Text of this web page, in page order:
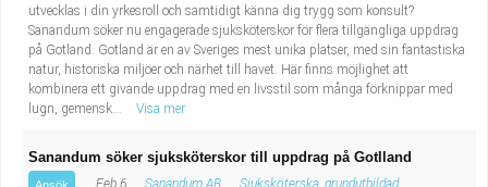
Kultur, media, design
Militärt arbete
Naturbruk
Naturvetenskapligt arbete
Tidningsbud/Tidningsdistributör
Lärare i fritidshem/Fritidspedagog
Taxiförare/Taxichaufför
Läkarsekreterare/Vårdadmin/Medicinsk
utvecklas i din yrkesroll och samtidigt känna dig trygg som konsult?
Sanandum söker nu engagerade sjuksköterskor för flera tillgängliga uppdrag
på Gotland. Gotland är en av Sveriges mest unika platser, med sin fantastiska
natur, historiska miljöer och närhet till havet. Här finns möjlighet att
kombinera ett givande uppdrag med en livsstil som många förknippar med
lugn, gemensk...
Visa mer
Sanandum söker sjuksköterskor till uppdrag på Gotlland
Feb 6 Sanandum AB Sjuksköterska, grundutbildad